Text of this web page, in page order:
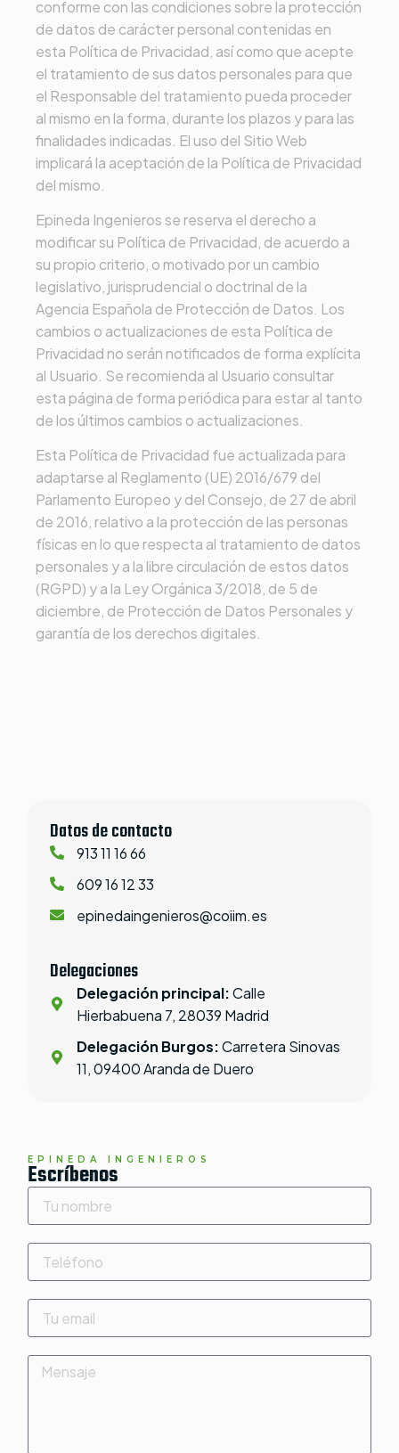
conforme con las condiciones sobre la protección
de datos de carácter personal contenidas en
esta Política de Privacidad, así como que acepte
el tratamiento de sus datos personales para que
el Responsable del tratamiento pueda proceder
al mismo en la forma, durante los plazos y para las
finalidades indicadas. El uso del Sitio Web
implicará la aceptación de la Política de Privacidad
del mismo.
Epineda Ingenierosse reserva el derecho a
modificar su Política de Privacidad, de acuerdo a
su propio criterio, o motivado por un cambio
legislativo, jurisprudencial o doctrinal de la
Agencia Española de Protección de Datos. Los
cambios o actualizaciones de esta Política de
Privacidad no serán notificados de forma explícita
al Usuario. Se recomienda al Usuario consultar
esta página de forma periódica para estar al tanto
de los últimos cambios o actualizaciones.
Esta Política de Privacidad fue actualizada para
adaptarse al Reglamento (UE) 2016/679 del
Parlamento Europeo y del Consejo, de 27 de abril
de 2016, relativo a la protección de las personas
físicas en lo que respecta al tratamiento de datos
personales y a la libre circulación de estos datos
(RGPD) y a la Ley Orgánica 3/2018, de 5 de
diciembre, de Protección de Datos Personales y
garantía de los derechos digitales.
Datos de contacto
913 11 16 66
609 16 12 33
epinedaingenieros@coiim.es
Delegaciones
Delegación principal:Calle
Hierbabuena 7, 28039 Madrid
Delegación Burgos:Carretera Sinovas
11, 09400 Aranda de Duero
EPINEDA INGENIEROS
Escríbenos